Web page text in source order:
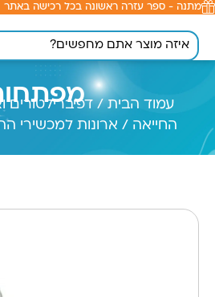
לתוכן
מתנה - ספר עזרה ראשונה בכל רכישה באתר
עמוד הבית/דפיברילטורים
החייאה / ארונות למכשירי